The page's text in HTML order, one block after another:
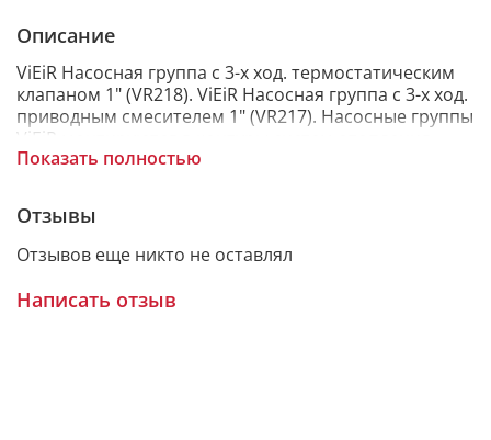
Описание
ViEiR Насосная группа с 3-х ход. термостатическим
клапаном 1" (VR218). ViEiR Насосная группа с 3-х ход.
приводным смесителем 1" (VR217). Насосные группы
ViEiR монтируются в контуры систем отопления,
водоснабжения, вентиляции и напольного
функционалу, но полностью укомплектованы
запорной арматурой и теплоизоляцией.
Поставляются в собранном виде.
Показать полностью
Отзывы
Отзывов еще никто не оставлял
Написать отзыв